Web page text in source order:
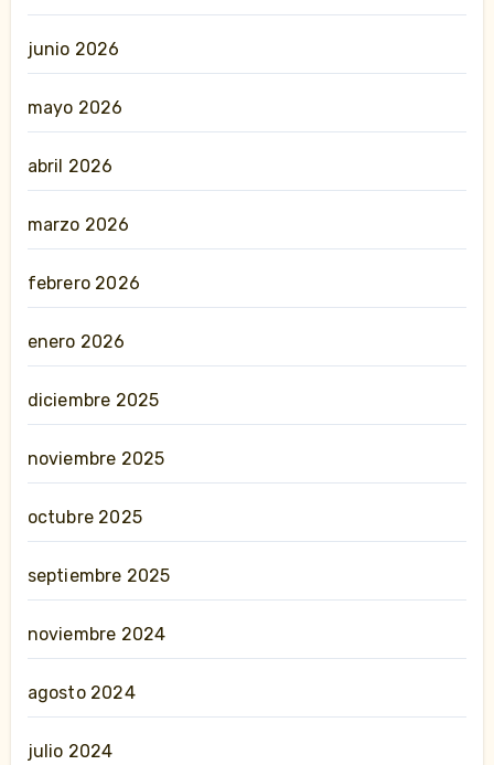
junio 2026
mayo 2026
abril 2026
marzo 2026
febrero 2026
enero 2026
diciembre 2025
noviembre 2025
octubre 2025
septiembre 2025
noviembre 2024
agosto 2024
julio 2024